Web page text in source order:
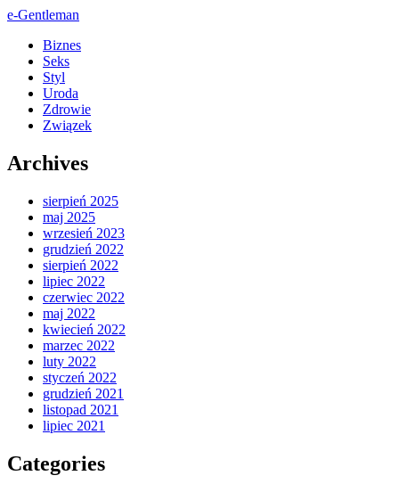
e-Gentleman
Biznes
Seks
Styl
Uroda
Zdrowie
Związek
Archives
sierpień 2025
maj 2025
wrzesień 2023
grudzień 2022
sierpień 2022
lipiec 2022
czerwiec 2022
maj 2022
kwiecień 2022
marzec 2022
luty 2022
styczeń 2022
grudzień 2021
listopad 2021
lipiec 2021
Categories